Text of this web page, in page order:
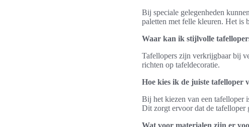
Bij speciale gelegenheden
paletten met felle kleuren. Het is
Waar kan ik stijlvolle
Tafellopers zijn verkrijgbaar bij
richten op tafeldecoratie.
Hoe kies ik de juiste tafelloper
Bij het kiezen van een tafelloper
Dit zorgt ervoor dat de tafelloper
Wat voor materialen zijn er